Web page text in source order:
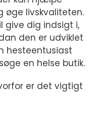
øge livskvaliteten.
give dig indsigt i,
den er udviklet
hesteentusiast
en helse butik.
er det vigtigt